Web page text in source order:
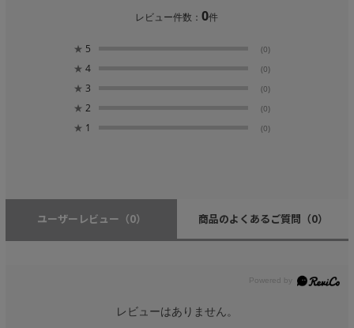
レビュー件数：0件
★ 5 (0)
★ 4 (0)
★ 3 (0)
★ 2 (0)
★ 1 (0)
ユーザーレビュー （0） 商品のよくあるご質問 （0）
レビューはありません。